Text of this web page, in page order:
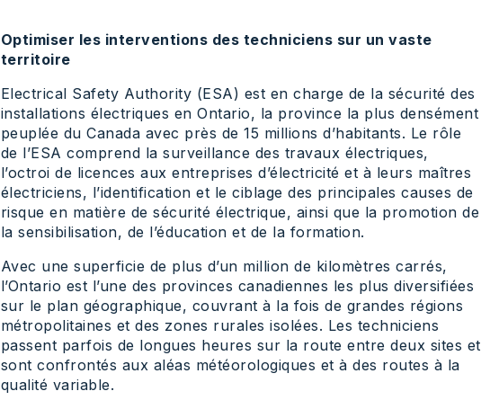
Optimiser les interventions des techniciens sur un vaste
territoire
Electrical Safety Authority (ESA) est en charge de la sécurité des
installations électriques en Ontario, la province la plus densément
peuplée du Canada avec près de 15 millions d’habitants. Le rôle
de l’ESA comprend la surveillance des travaux électriques,
l’octroi de licences aux entreprises d’électricité et à leurs maîtres
électriciens, l’identification et le ciblage des principales causes de
risque en matière de sécurité électrique, ainsi que la promotion de
la sensibilisation, de l’éducation et de la formation.
Avec une superficie de plus d’un million de kilomètres carrés,
l’Ontario est l’une des provinces canadiennes les plus diversifiées
sur le plan géographique, couvrant à la fois de grandes régions
métropolitaines et des zones rurales isolées. Les techniciens
passent parfois de longues heures sur la route entre deux sites et
sont confrontés aux aléas météorologiques et à des routes à la
qualité variable.